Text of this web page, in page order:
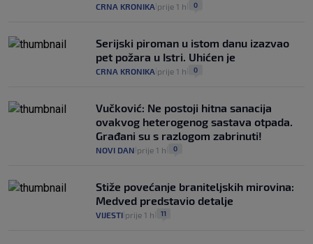
CRNA KRONIKA prije 1 h 0
Serijski piroman u istom danu izazvao
pet požara u Istri. Uhićen je
CRNA KRONIKA prije 1 h 0
Vučković: Ne postoji hitna sanacija
ovakvog heterogenog sastava otpada.
Građani su s razlogom zabrinuti!
NOVI DAN prije 1 h 0
Stiže povećanje braniteljskih mirovina:
Medved predstavio detalje
VIJESTI prije 1 h 11